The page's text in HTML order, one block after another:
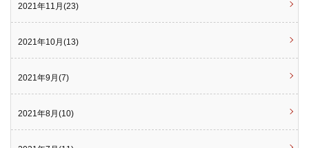
2021年11月(23)
2021年10月(13)
2021年9月(7)
2021年8月(10)